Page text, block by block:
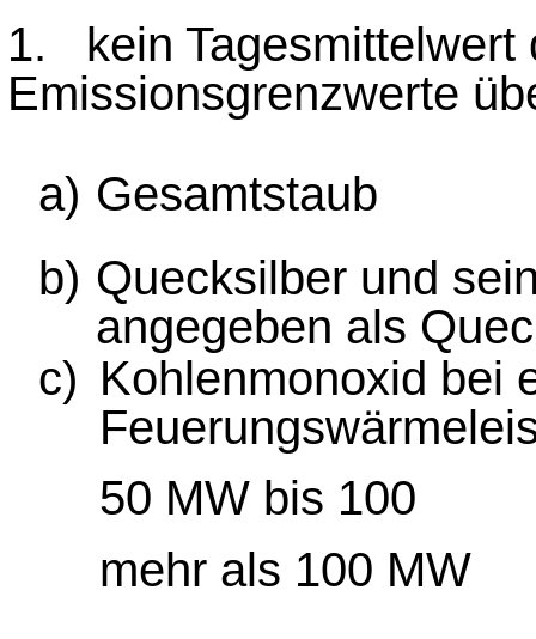
1. kein Tagesmittelwert
Emissionsgrenzwerte
a) Gesamtstaub
b) Quecksilber und
angegeben als
c) Kohlenmonoxid bei
50 MW bis 100
mehr als 100 MW